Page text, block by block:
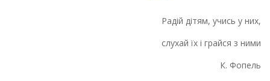
Радій дітям, учись у них,
слухай їх і грайся з ними
К. Фопель